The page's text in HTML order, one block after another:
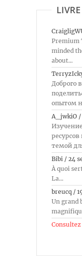
LIVRE
Premium
minded
about...
Доброго
опытом
A_jwkiO /
темой
Bibi / 24
À quoi
La...
breucq /
Un grand